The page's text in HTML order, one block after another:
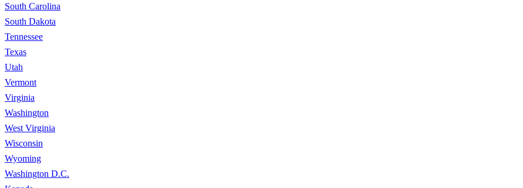
South Carolina
South Dakota
Tennessee
Texas
Utah
Vermont
Virginia
Washington
West Virginia
Wisconsin
Wyoming
Washington D.C.